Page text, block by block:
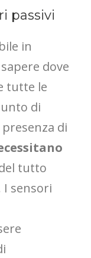
passivi
in
dove
tutte le
di
di
tutto
I sensori